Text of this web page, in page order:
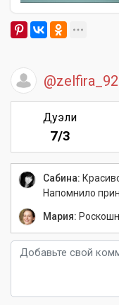
@zelfira_92
Дуэли
7/3
Сабина:
Напомнило
Мария: